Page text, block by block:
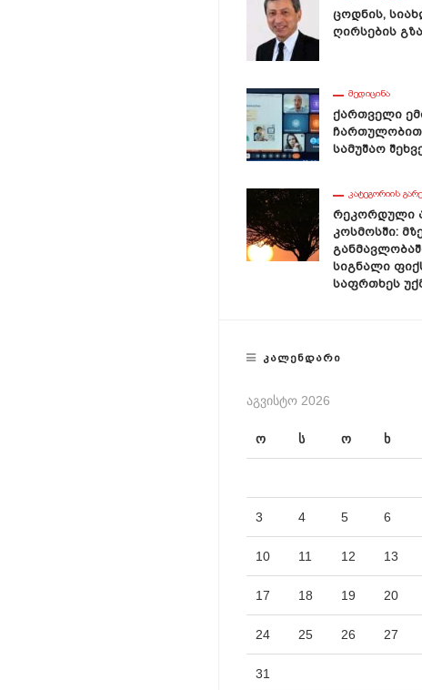
Ცოდნის,
Ღირსების Გზა
ᲛᲔᲓᲘᲪᲘᲜᲐ
Ქართველი
Სამუშაო
ᲙᲐᲢᲔᲒᲝᲠᲘᲘᲡ
Რეკორდული
Კოსმოსში:
Სიგნალი
Საფრთხეს
ᲙᲐᲚᲔᲜᲓᲐᲠᲘ
ᲐᲒᲕᲘᲡᲢᲝ 2026
ო ს ო ხ
3 4 5 6
10 11 12 13
17 18 19 20
24 25 26 27
31